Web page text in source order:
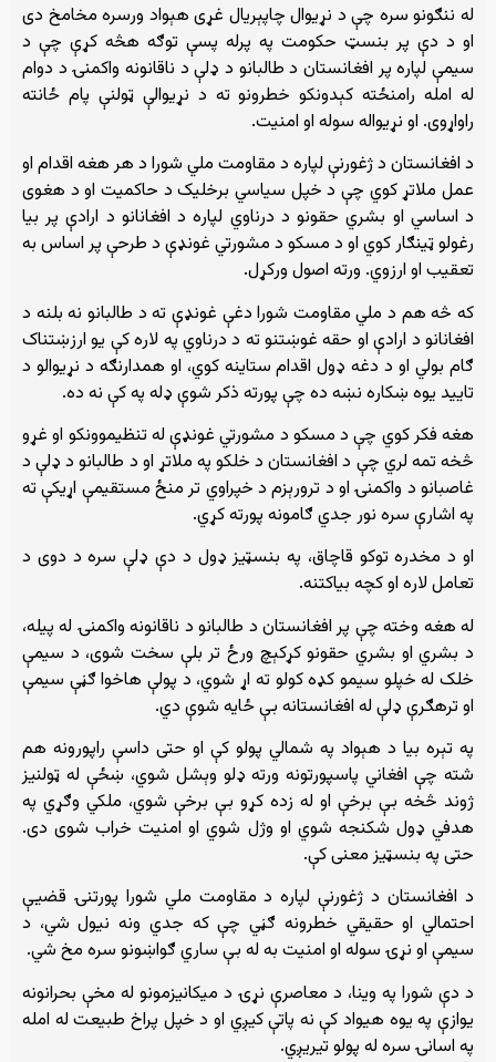
له ننګونو سره چې د نړیوال چاپېریال غړی هېواد ورسره مخامخ دی
او د دې پر بنسټ حکومت په پرله پسې توګه هڅه کړې چې د
سیمې لپاره پر افغانستان د طالبانو د ډلې د ناقانونه واکمنۍ د دوام
له امله رامنځته کېدونکو خطرونو ته د نړیوالې ټولنې پام ځانته
راواړوی. او نړیواله سوله او امنیت.
د افغانستان د ژغورنې لپاره د مقاومت ملي شورا د هر هغه اقدام او
عمل ملاتړ کوي چې د خپل سیاسي برخلیک د حاکمیت او د هغوی
د اساسي او بشري حقونو د درناوي لپاره د افغانانو د ارادې پر بیا
رغولو ټینګار کوي او د مسکو د مشورتي غونډې د طرحې پر اساس به
تعقیب او ارزوي. ورته اصول ورکړل.
که څه هم د ملي مقاومت شورا دغې غونډې ته د طالبانو نه بلنه د
افغانانو د ارادې او حقه غوښتنو ته د درناوي په لاره کې یو ارزښتناک
ګام بولي او د دغه ډول اقدام ستاینه کوي، او همدارنګه د نړیوالو د
تایید یوه ښکاره نښه ده چې پورته ذکر شوې ډله په کې نه ده.
هغه فکر کوي چې د مسکو د مشورتي غونډې له تنظیموونکو او غړو
څخه تمه لري چې د افغانستان د خلکو په ملاتړ او د طالبانو د ډلې د
غاصبانو د واکمنۍ او د ترورېزم د خپراوي تر منځ مستقیمې اړیکې ته
په اشارې سره نور جدي ګامونه پورته کړي.
او د مخدره توکو قاچاق، په بنسټیز ډول د دې ډلې سره د دوی د
تعامل لاره او کچه بیاکتنه.
له هغه وخته چې پر افغانستان د طالبانو د ناقانونه واکمنۍ له پیله،
د بشري او بشري حقونو کړکېچ ورځ تر بلې سخت شوی، د سیمې
خلک له خپلو سیمو کډه کولو ته اړ شوي، د پولې هاخوا ګڼې سیمې
او ترهګرې ډلې له افغانستانه بې ځایه شوې دي.
په تېره بیا د هېواد په شمالي پولو کې او حتی داسې راپورونه هم
شته چې افغاني پاسپورتونه ورته ډلو وېشل شوي، ښځې له ټولنیز
ژوند څخه بې برخې او له زده کړو بې برخې شوي، ملکي وګړي په
هدفي ډول شکنجه شوي او وژل شوي او امنیت خراب شوی دی.
حتی په بنسټیز معنی کې.
د افغانستان د ژغورنې لپاره د مقاومت ملي شورا پورتنۍ قضیې
احتمالي او حقیقي خطرونه ګڼي چې که جدي ونه نیول شي، د
سیمې او نړۍ سوله او امنیت به له بې ساري ګواښونو سره مخ شي.
د دې شورا په وینا، د معاصرې نړۍ د میکانیزمونو له مخې بحرانونه
یوازې په یوه هیواد کې نه پاتې کیږي او د خپل پراخ طبیعت له امله
په اسانۍ سره له پولو تیریږي.